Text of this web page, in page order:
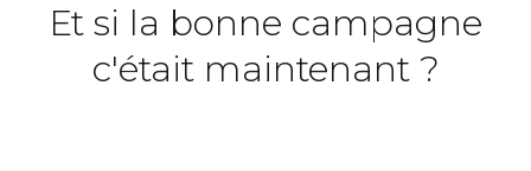
Et si la bonne campagne
c'était maintenant ?